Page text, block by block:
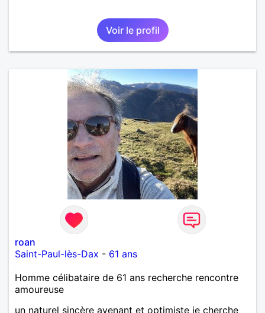
Voir le profil
roan
Saint-Paul-lès-Dax - 61 ans
Homme célibataire de 61 ans recherche rencontre
amoureuse
un naturel sincère avenant et optimiste je cherche